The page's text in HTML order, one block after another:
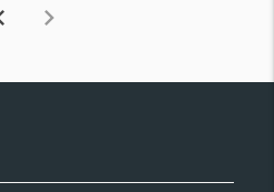
chevron_right